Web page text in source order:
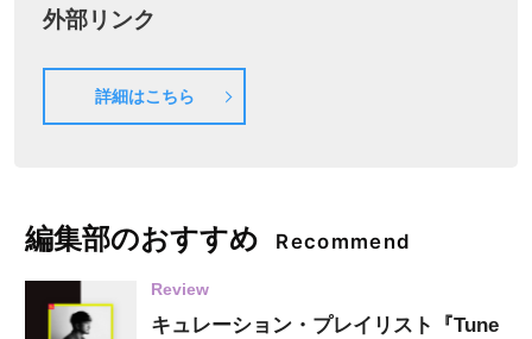
外部リンク
詳細はこちら
編集部のおすすめ Recommend
Review
キュレーション・プレイリスト『Tune